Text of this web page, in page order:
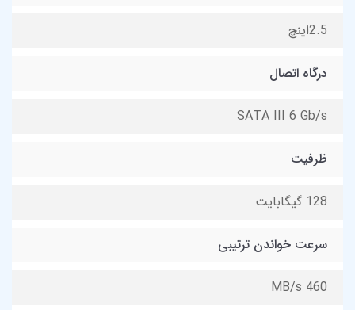
2.5‌اینچ
درگاه اتصال
SATA III 6 Gb/s
ظرفیت
128 گیگابایت
سرعت خواندن ترتیبی
460 MB/s